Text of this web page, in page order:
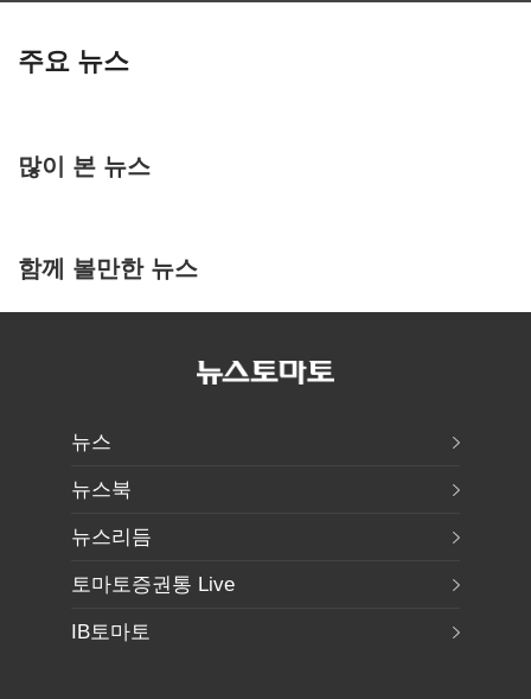
주요 뉴스
많이 본 뉴스
함께 볼만한 뉴스
뉴스
뉴스북
뉴스리듬
토마토증권통 Live
IB토마토